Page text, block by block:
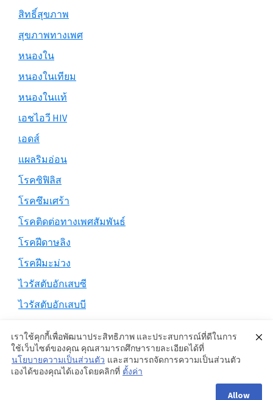
สิทธิ์สุขภาพ
สุขภาพทางเพศ
หนองใน
หนองในเทียม
หนองในแท้
เอชไอวี HIV
เอดส์
แผลริมอ่อน
โรคซิฟิลิส
โรคซึมเศร้า
โรคติดต่อทางเพศสัมพันธ์
โรคฝีดาษลิง
โรคฝีมะม่วง
ไวรัสตับอักเสบซี
ไวรัสตับอักเสบบี
Copyright © 2026 ·Genesis SampleonGenesis Framework
WordPress
เราใช้คุกกี้เพื่อพัฒนาประสิทธิภาพ และประสบการณ์ที่ดีในการ
ใช้เว็บไซต์ของคุณ คุณสามารถศึกษารายละเอียดได้ที่
นโยบายความเป็นส่วนตัว และสามารถจัดการความเป็นส่วนตัว
เองได้ของคุณได้เองโดยคลิกที่ ตั้งค่า
Allow